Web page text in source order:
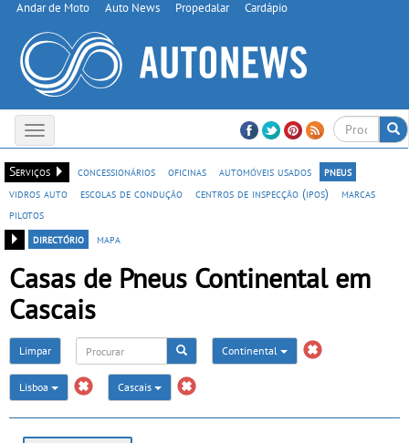
Andar de Moto Auto News Propedalar Cardápio
Toggle
navigation
Serviços
concessionários oficinas automóveis usados
pneus
vidros auto
escolas de condução centros de inspecção (ipos)
marcas
pilotos
directório
mapa
Casas de Pneus Continental em
Cascais
Limpar Continental
Lisboa Cascais